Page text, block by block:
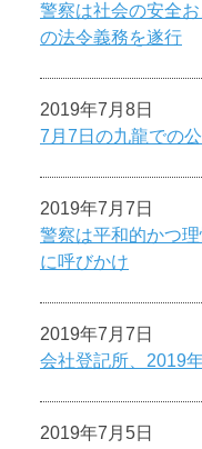
警察は社会の安全
の法令義務を遂行
2019年7月8日
7月7日の九龍での
2019年7月7日
警察は平和的かつ
に呼びかけ
2019年7月7日
会社登記所、2019
2019年7月5日